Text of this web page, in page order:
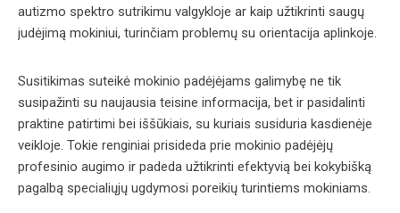
autizmo spektro sutrikimu valgykloje ar kaip užtikrinti saugų
judėjimą mokiniui, turinčiam problemų su orientacija aplinkoje.
Susitikimas suteikė mokinio padėjėjams galimybę ne tik
susipažinti su naujausia teisine informacija, bet ir pasidalinti
praktine patirtimi bei iššūkiais, su kuriais susiduria kasdienėje
veikloje. Tokie renginiai prisideda prie mokinio padėjėjų
profesinio augimo ir padeda užtikrinti efektyvią bei kokybišką
pagalbą specialiųjų ugdymosi poreikių turintiems mokiniams.